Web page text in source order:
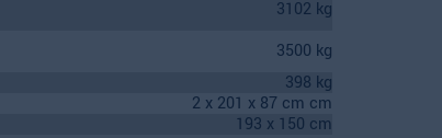
3102 kg
3500 kg
398 kg
2 x 201 x 87 cm cm
193 x 150 cm